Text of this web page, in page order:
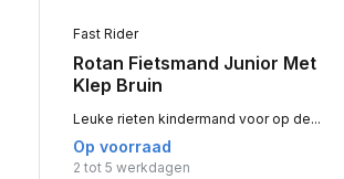
Fast Rider
Rotan Fietsmand Junior Met
Klep Bruin
Leuke rieten kindermand voor op de...
Op voorraad
2 tot 5 werkdagen